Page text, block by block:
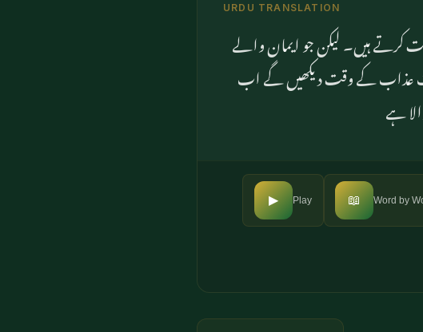
URDU TRANSLATION
کرتے ہیں۔ لیکن جو ایمان والے
عذاب کے وقت دیکھیں گے اب
ہے
▶ Play 📖 Word by